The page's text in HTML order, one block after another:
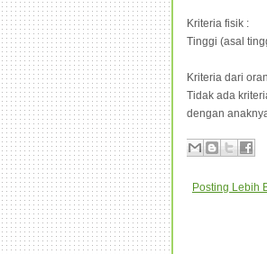
Kriteria fisik :
Tinggi (asal
Kriteria dari
Tidak ada
dengan
Posting Lebih